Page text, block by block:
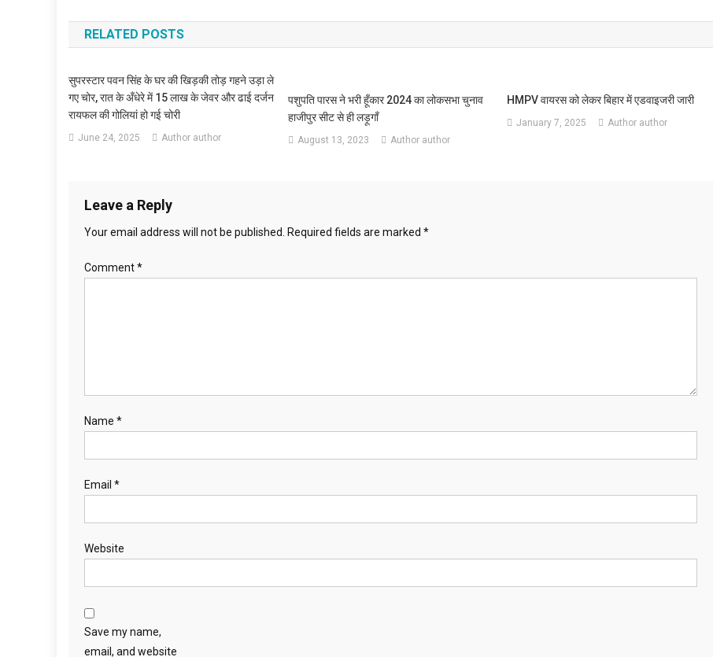
navigation
RELATED POSTS
सुपरस्टार पवन सिंह के घर की खिड़की तोड़ गहने उड़ा ले
गए चोर, रात के अँधेरे में 15 लाख के जेवर और ढाई दर्जन
रायफल की गोलियां हो गई चोरी
June 24, 2025 Author author
पशुपति पारस ने भरी हूँकार 2024 का लोकसभा चुनाव
हाजीपुर सीट से ही लड़ूगाँ
August 13, 2023 Author author
HMPV वायरस को लेकर बिहार में एडवाइजरी जारी
January 7, 2025 Author author
Leave a Reply
Your email address will not be published. Required fields are marked *
Comment*
Name *
Email *
Website
Save my name,
email, and website